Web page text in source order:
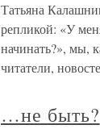
Татьяна
репликой: «У
начинать?», мы,
читатели,
…не быть?